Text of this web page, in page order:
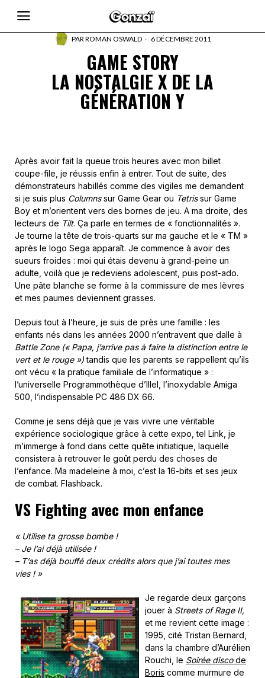
PARROMAN OSWALD 6 DÉCEMBRE 2011
GAME STORY
LA NOSTALGIE X DE LA
GÉNÉRATION Y
Après avoir fait la queue trois heures avec mon billet
coupe-file, je réussis enfin à entrer. Tout de suite, des
démonstrateurs habillés comme des vigiles me demandent
si je suis plus Columnssur Game Gear ou Tetrissur Game
Boy et m’orientent vers des bornes de jeu. A ma droite, des
lecteurs de Tilt. Ça parle en termes de « fonctionnalités ».
Je tourne la tête de trois-quarts sur ma gauche et le « TM »
après le logo Sega apparaît. Je commence à avoir des
sueurs froides : moi qui étais devenu à grand-peine un
adulte, voilà que je redeviens adolescent, puis post-ado.
Une pâte blanche se forme à la commissure de mes lèvres
et mes paumes deviennent grasses.
Depuis tout à l’heure, je suis de près une famille : les
enfants nés dans les années 2000 n’entravent que dalle à
Battle Zone (« Papa, j’arrive pas à faire la distinction entre le
vert et le rouge »)tandis que les parents se rappellent qu’ils
ont vécu « la pratique familiale de l’informatique » :
l’universelle Programmothèque d’Illel, l’inoxydable Amiga
500, l’indispensable PC 486 DX 66.
Comme je sens déjà que je vais vivre une véritable
expérience sociologique grâce à cette expo, tel Link, je
m’immerge à fond dans cette quête initiatique, laquelle
consistera à retrouver le goût perdu des choses de
l’enfance. Ma madeleine à moi, c’est la 16-bits et ses jeux
de combat. Flashback.
VS Fighting avec mon enfance
« Utilise ta grosse bombe !
– Je l’ai déjà utilisée !
– T’as déjà bouffé deux crédits alors que j’ai toutes mes
vies ! »
Je regarde deux garçons
jouer à Streets of Rage II,
et me revient cette image :
1995, cité Tristan Bernard,
dans la chambre d’Aurélien
Rouchi, le Soirée discode
Boris comme murmure de